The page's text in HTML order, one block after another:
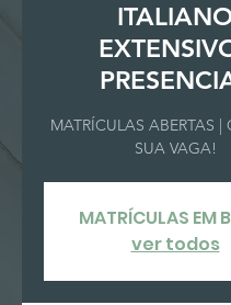
MATRÍCULAS ABERTAS |
SUA VAGA!
MATRÍCULAS EM
ver todos